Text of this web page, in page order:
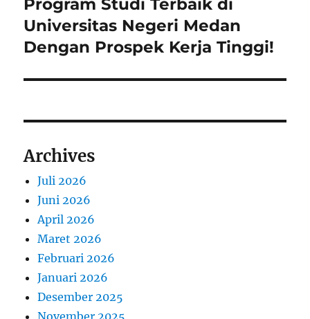
Next
post:
Program Studi Terbaik di
Universitas Negeri Medan
Dengan Prospek Kerja Tinggi!
Archives
Juli 2026
Juni 2026
April 2026
Maret 2026
Februari 2026
Januari 2026
Desember 2025